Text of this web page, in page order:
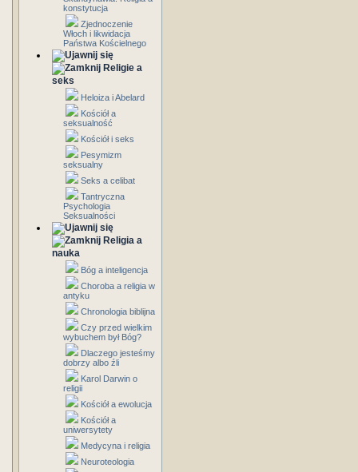
konstytucja
Zjednoczenie
Włoch i likwidacja
Państwa Kościelnego
Religie a
seks
Heloiza i Abelard
Kościół a
seksualność
Kościół i seks
Pesymizm
seksualny
Seks a celibat
Tantryczna
Psychologia
Seksualności
Religia a
nauka
Bóg a inteligencja
Choroba a religia w
antyku
Chronologia biblijna
Czy przed wielkim
wybuchem był Bóg?
Dlaczego jesteśmy
dobrzy albo źli
Karol Darwin o
religii
Kościół a ewolucja
Kościół a
uniwersytety
Medycyna i religia
Neuroteologia